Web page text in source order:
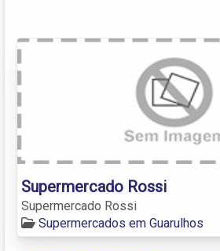
Supermercado Rossi
Supermercado Rossi
Supermercados em Guarulhos